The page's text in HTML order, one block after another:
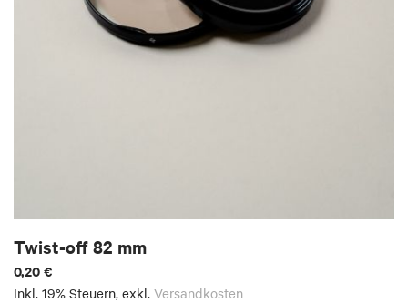
Twist-off 82 mm
0,20 €
Inkl. 19% Steuern, exkl. Versandkosten